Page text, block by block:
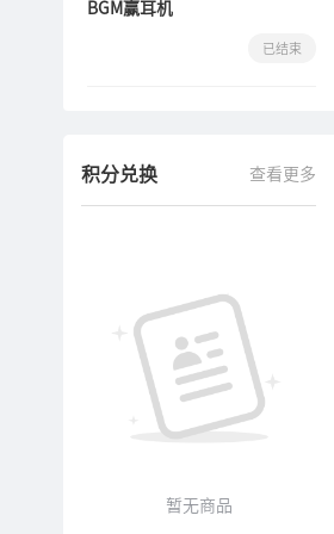
BGM赢耳机
已结束
积分兑换 查看更多
暂无商品